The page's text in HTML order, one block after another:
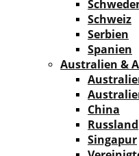
Schweiz
Serbien
Spanien
Australien &
China
Russland
Singapur